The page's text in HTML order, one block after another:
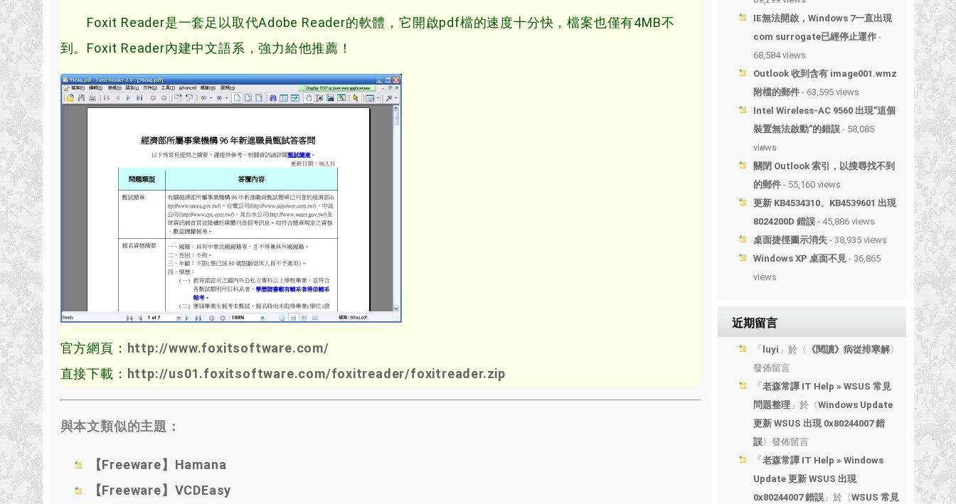
Foxit Reader是一套足以取代Adobe Reader的軟體，它開啟pdf檔的速度十分快，檔案也僅有4MB不
到。Foxit Reader內建中文語系，強力給他推薦！
官方網頁： http://www.foxitsoftware.com/
直接下載： http://us01.foxitsoftware.com/foxitreader/foxitreader.zip
與本文類似的主題：
【Freeware】Hamana
【Freeware】VCDEasy
IE無法開啟，Windows 7一直出現
com surrogate已經停止運作 -
68,584 views
Outlook 收到含有 image001.wmz
附檔的郵件 - 63,595 views
Intel Wireless-AC 9560 出現”這個
裝置無法啟動”的錯誤 - 58,085
views
關閉 Outlook 索引，以搜尋找不到
的郵件 - 55,160 views
更新 KB4534310、KB4539601 出現
8024200D 錯誤 - 45,886 views
桌面捷徑圖示消失 - 38,935 views
Windows XP 桌面不見 - 36,865
views
近期留言
「 luyi 」於〈 《閱讀》病從排寒解〉
發佈留言
「 老森常譚 IT Help » WSUS 常見
問題整理 」於〈Windows Update
更新 WSUS 出現 0x80244007 錯
誤〉發佈留言
「 老森常譚 IT Help » Windows
Update 更新 WSUS 出現
0x80244007 錯誤 」於〈WSUS 常見